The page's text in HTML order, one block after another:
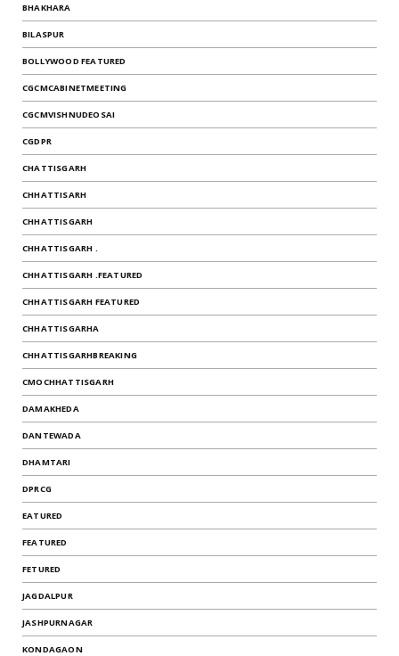
BHAKHARA
BILASPUR
BOLLYWOOD FEATURED
CGCMCABINETMEETING
CGCMVISHNUDEOSAI
CGDPR
CHATTISGARH
CHHATTISARH
CHHATTISGARH
CHHATTISGARH .
CHHATTISGARH .FEATURED
CHHATTISGARH FEATURED
CHHATTISGARHA
CHHATTISGARHBREAKING
CMOCHHATTISGARH
DAMAKHEDA
DANTEWADA
DHAMTARI
DPRCG
EATURED
FEATURED
FETURED
JAGDALPUR
JASHPURNAGAR
KONDAGAON